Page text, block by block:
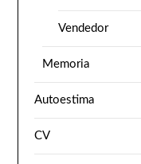
Vendedor
Memoria
Autoestima
CV